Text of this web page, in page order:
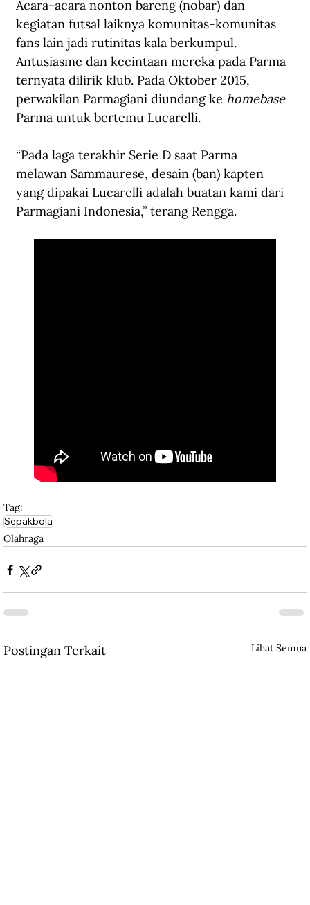
Acara-acara nonton bareng (nobar) dan
kegiatan futsal laiknya komunitas-komunitas
fans lain jadi rutinitas kala berkumpul.
Antusiasme dan kecintaan mereka pada Parma
ternyata dilirik klub. Pada Oktober 2015,
perwakilan Parmagiani diundang ke homebase
Parma untuk bertemu Lucarelli.
“Pada laga terakhir Serie D saat Parma
melawan Sammaurese, desain (ban) kapten
yang dipakai Lucarelli adalah buatan kami dari
Parmagiani Indonesia,” terang Rengga.
Tag:
Sepakbola
Olahraga
Postingan Terkait Lihat Semua